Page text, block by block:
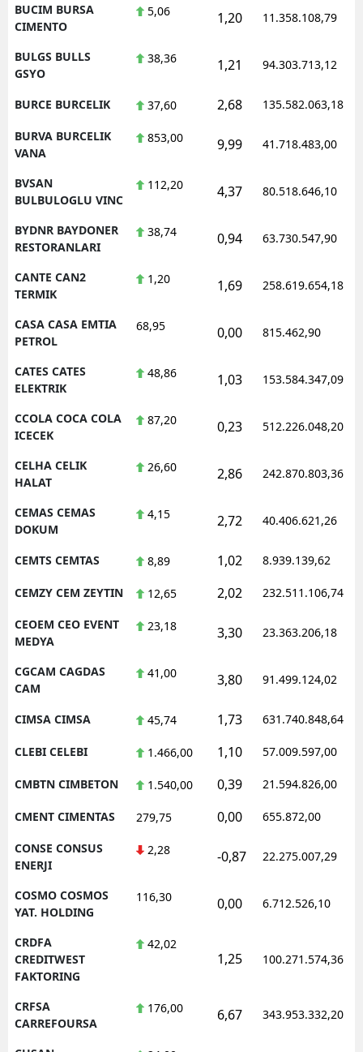
BUCIM BURSA
CIMENTO
5,06 1,20 11.358.108,79
BULGS BULLS
GSYO
38,36 1,21 94.303.713,12
BURCE BURCELIK 37,60 2,68 135.582.063,18
BURVA BURCELIK
VANA
853,00 9,99 41.718.483,00
BVSAN
BULBULOGLU VINC
112,20 4,37 80.518.646,10
BYDNR BAYDONER
RESTORANLARI
38,74 0,94 63.730.547,90
CANTE CAN2
TERMIK
1,20 1,69 258.619.654,18
CASA CASA EMTIA
PETROL
68,95 0,00 815.462,90
CATES CATES
ELEKTRIK
48,86 1,03 153.584.347,09
CCOLA COCA COLA
ICECEK
87,20 0,23 512.226.048,20
CELHA CELIK
HALAT
26,60 2,86 242.870.803,36
CEMAS CEMAS
DOKUM
4,15 2,72 40.406.621,26
CEMTS CEMTAS 8,89 1,02 8.939.139,62
CEMZY CEM ZEYTIN 12,65 2,02 232.511.106,74
CEOEM CEO EVENT
MEDYA
23,18 3,30 23.363.206,18
CGCAM CAGDAS
CAM
41,00 3,80 91.499.124,02
CIMSA CIMSA 45,74 1,73 631.740.848,64
CLEBI CELEBI 1.466,00 1,10 57.009.597,00
CMBTN CIMBETON 1.540,00 0,39 21.594.826,00
CMENT CIMENTAS 279,75 0,00 655.872,00
CONSE CONSUS
ENERJI
2,28 -0,87 22.275.007,29
COSMO COSMOS
YAT. HOLDING
116,30 0,00 6.712.526,10
CRDFA
CREDITWEST
FAKTORING
42,02
1,25 100.271.574,36
CRFSA
CARREFOURSA
176,00 6,67 343.953.332,20